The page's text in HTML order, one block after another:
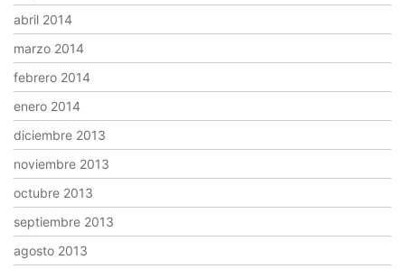
abril 2014
marzo 2014
febrero 2014
enero 2014
diciembre 2013
noviembre 2013
octubre 2013
septiembre 2013
agosto 2013